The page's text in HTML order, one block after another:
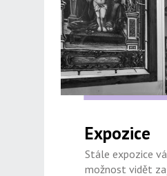
Expozice
Stále expozice
možnost vidět